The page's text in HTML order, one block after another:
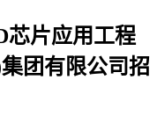
芯片应用工程
团有限公司招